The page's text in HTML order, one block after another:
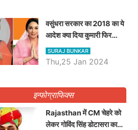
वसुंधरा सरकार का 2018 का ये
आदेश क्या दिया कुमारी फिर
करेंगी लागू? कांग्रेस सरकार ने
किया था निरस्त
SURAJ BUNKAR
Thu,25 Jan 2024
इन्फोग्राफिक्स
Rajasthan में CM चेहरे को
लेकर गोविंद सिंह डोटासरा का